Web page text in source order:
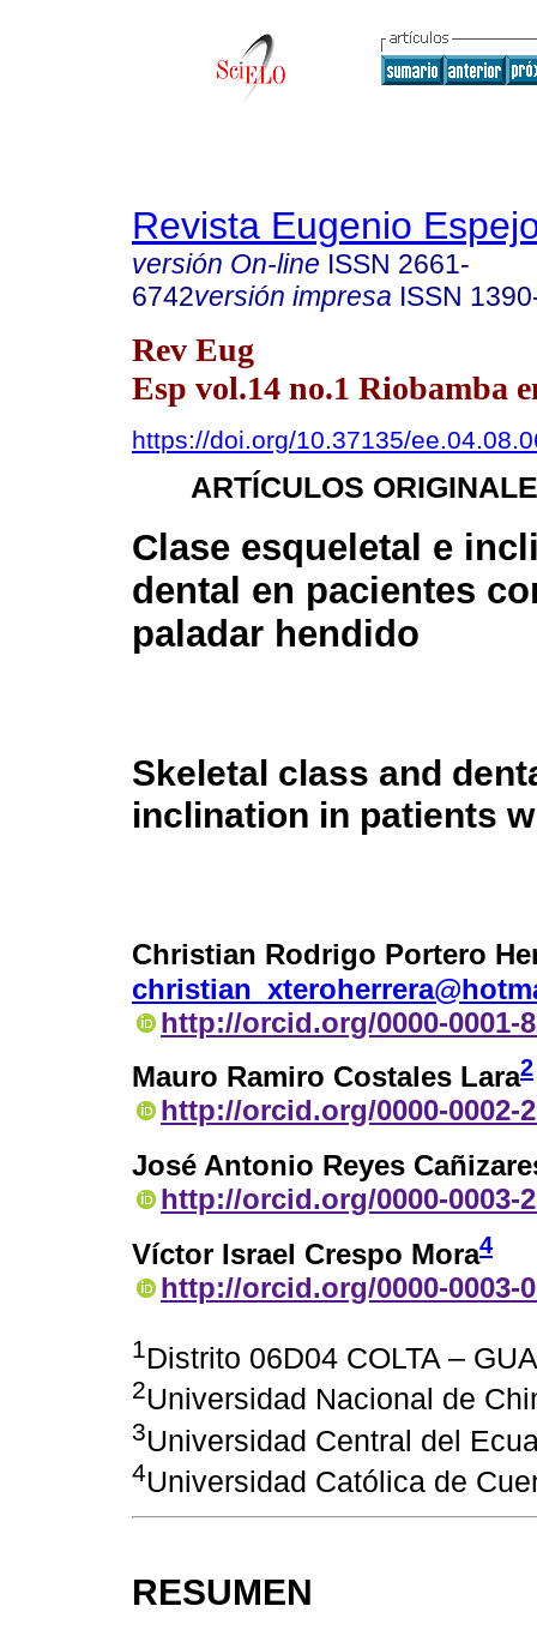
Revista Eugenio
versión On-line ISSN 2661-
6742versión impresa ISSN
Rev Eug
Esp vol.14 no.1 Riobamba
https://doi.org/10.37135/
ARTÍCULOS
Clase esqueletal e
dental en pacientes
paladar hendido
Skeletal class and
inclination in patients
Christian Rodrigo Portero
http://orcid.org/0000-0001-
Mauro Ramiro Costales Lara2
http://orcid.org/0000-0002-
José Antonio Reyes
http://orcid.org/0000-0003-
Víctor Israel Crespo Mora4
http://orcid.org/0000-0003-
1Distrito 06D04 COLTA –
2Universidad Nacional de
3Universidad Central del
4Universidad Católica de
RESUMEN